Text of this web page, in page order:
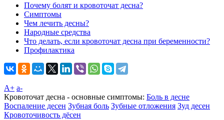
Почему болят и кровоточат десна?
Симптомы
Чем лечить десны?
Народные средства
Что делать, если кровоточат десна при беременности?
Профилактика
A+ а-
Кровоточат десна - основные симптомы: Боль в десне
Воспаление десен Зубная боль Зубные отложения Зуд десен
Кровоточивость дёсен